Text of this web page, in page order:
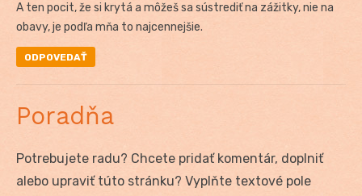
A ten pocit, že si krytá a môžeš sa sústrediť na zážitky, nie na
obavy, je podľa mňa to najcennejšie.
ODPOVEDAŤ
Poradňa
Potrebujete radu? Chcete pridať komentár, doplniť
alebo upraviť túto stránku? Vyplňte textové pole